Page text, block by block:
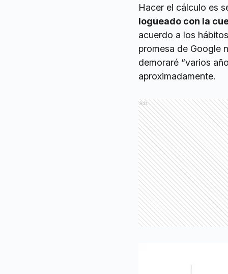
Hacer el cálculo es
logueado con la
acuerdo a los
promesa de Google
demoraré “varios
aproximadamente.
Ads